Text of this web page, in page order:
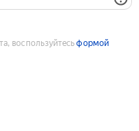
воспользуйтесьформой